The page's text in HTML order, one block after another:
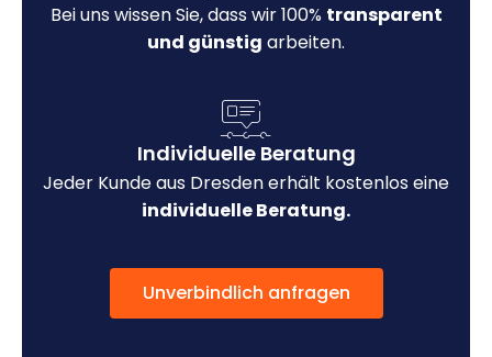
Bei uns wissen Sie, dass wir 100% transparent
und günstig arbeiten.
Individuelle Beratung
Jeder Kunde aus Dresden erhält kostenlos eine
individuelle Beratung.
Unverbindlich anfragen